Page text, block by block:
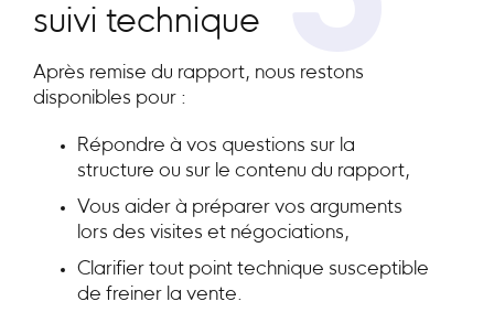
suivi technique
Après remise du rapport, nous restons
disponibles pour :
Répondre à vos questions sur la
structure ou sur le contenu du rapport,
Vous aider à préparer vos arguments
lors des visites et négociations,
Clarifier tout point technique susceptible
de freiner la vente.